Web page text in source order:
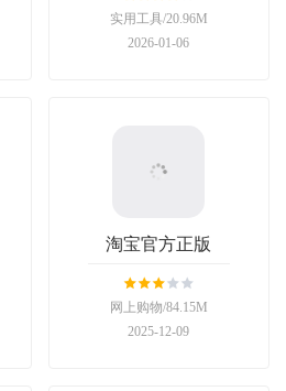
实用工具/20.96M
2026-01-06
淘宝官方正版
网上购物/84.15M
2025-12-09